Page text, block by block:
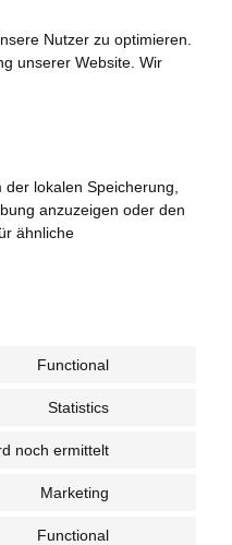
Nutzer zu optimieren.
unserer Website. Wir
lokalen Speicherung,
anzuzeigen oder den
ähnliche
Functional
Statistics
noch ermittelt
Marketing
Functional